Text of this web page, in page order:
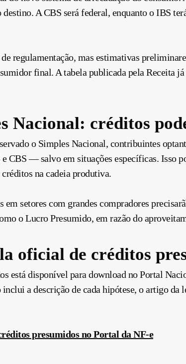
A CBS será federal, enquanto o IBS
regulamentação, mas estimativas
final. A tabela publicada pela Receita
Nacional: créditos
o Simples Nacional, contribuintes
CBS — salvo em situações específicas. Isso
na cadeia produtiva.
setores com grandes compradores
o Lucro Presumido, em razão do
oficial de créditos
está disponível para download no Portal
a descrição de cada hipótese, o artigo da
presumidos no Portal da NF-e